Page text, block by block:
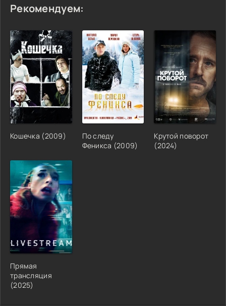
Рекомендуем:
Кошечка (2009)
По следу
Феникса (2009)
Крутой поворот
(2024)
Прямая
трансляция
(2025)